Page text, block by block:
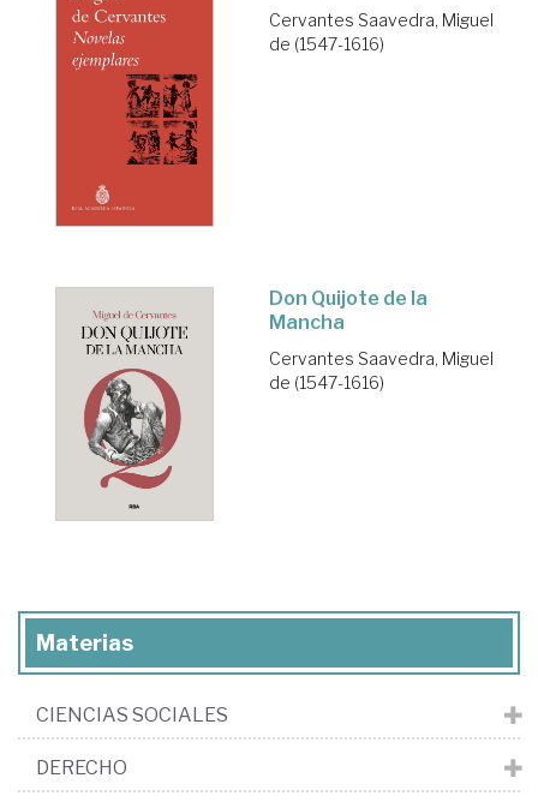
Cervantes Saavedra, Miguel
de (1547-1616)
Don Quijote de la
Mancha
Cervantes Saavedra, Miguel
de (1547-1616)
Materias
CIENCIAS SOCIALES
DERECHO